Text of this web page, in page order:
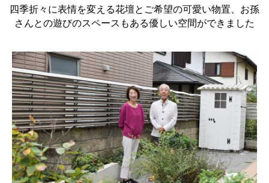
四季折々に表情を変える花壇とご希望の可愛い物置、お孫
さんとの遊びのスペースもある優しい空間ができました